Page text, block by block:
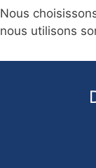
Nous
nous utilisons